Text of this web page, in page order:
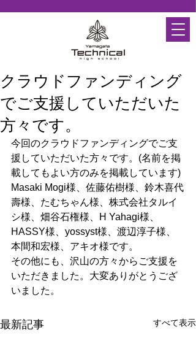
クラウドファンディング
でご支援していただいた
方々です。
今回のクラウドファンディングでご支
援していただいた方々です。(名前を掲
載してもよい方のみを掲載しています)
Masaki Mogi様、佐藤佑樹様、鈴木喜代
壽様、たむちゃん様、株式会社タルイ
シ様、畑谷石権様、H Yahagi様、
HASSY様、yossyst様、渡辺淳子様、
本間和宏様、アキオ様です。
その他にも、沢山の方々からご支援を
いただきました。大変ありがとうござ
いました。
最新記事 すべて表示